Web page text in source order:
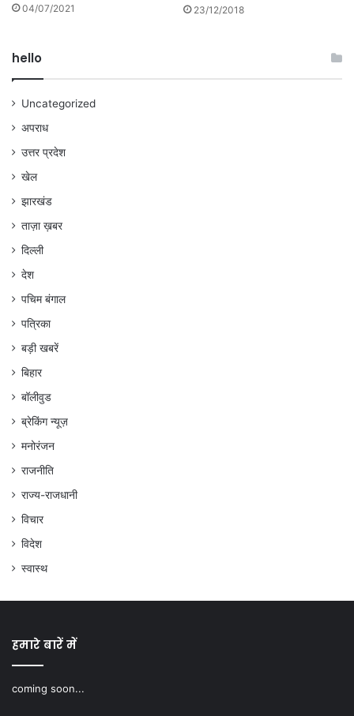
04/07/2021 23/12/2018
hello
Uncategorized
अपराध
उत्तर प्रदेश
खेल
झारखंड
ताज़ा ख़बर
दिल्ली
देश
पचिम बंगाल
पत्रिका
बड़ी खबरें
बिहार
बॉलीवुड
ब्रेकिंग न्यूज़
मनोरंजन
राजनीति
राज्य-राजधानी
विचार
विदेश
स्वास्थ
हमारे बारें में
coming soon...